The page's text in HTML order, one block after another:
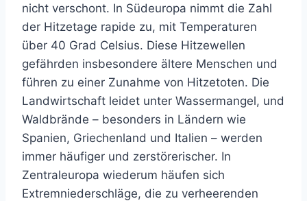
nicht verschont. In Südeuropa nimmt die Zahl
der Hitzetage rapide zu, mit Temperaturen
über 40 Grad Celsius. Diese Hitzewellen
gefährden insbesondere ältere Menschen und
führen zu einer Zunahme von Hitzetoten. Die
Landwirtschaft leidet unter Wassermangel, und
Waldbrände – besonders in Ländern wie
Spanien, Griechenland und Italien – werden
immer häufiger und zerstörerischer. In
Zentraleuropa wiederum häufen sich
Extremniederschläge, die zu verheerenden